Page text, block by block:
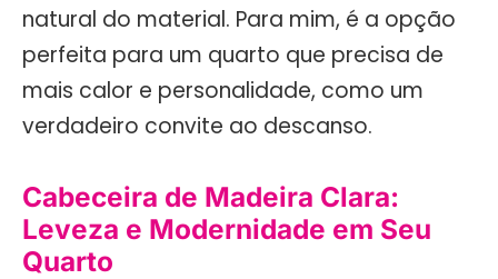
natural do material. Para mim, é a opção
perfeita para um quarto que precisa de
mais calor e personalidade, como um
verdadeiro convite ao descanso.
Cabeceira de Madeira Clara:
Leveza e Modernidade em Seu
Quarto